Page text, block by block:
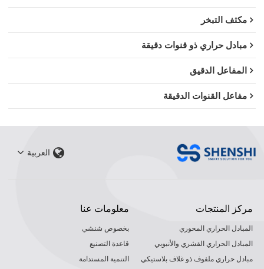
مكثف التبخر
مبادل حراري ذو قنوات دقيقة
المفاعل الدقيق
مفاعل القنوات الدقيقة
العربية
معلومات عنا
بخصوص شنشي
قاعدة التصنيع
التنمية المستدامة
مركز المنتجات
المبادل الحراري المحوري
المبادل الحراري القشري والأنبوبي
مبادل حراري ملفوف ذو غلاف بلاستيكي